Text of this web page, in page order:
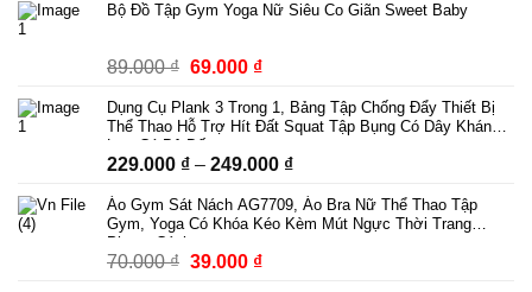
Bộ Đồ Tập Gym Yoga Nữ Siêu Co Giãn Sweet Baby
89.000₫ Giá
là:
89.000 ₫.
69.000 ₫Giá
tại
69.000 ₫.
Dụng Cụ Plank 3 Trong 1, Bảng Tập Chống Đẩy Thiết Bị
Thể Thao Hỗ Trợ Hít Đất Squat Tập Bụng Có Dây Kháng
Lực Có Bộ Đếm
229.000 ₫ – 249.000 ₫Khoảng
từ
229.000 ₫
Áo Gym Sát Nách AG7709, Áo Bra Nữ Thể Thao Tập
Gym, Yoga Có Khóa Kéo Kèm Mút Ngực Thời Trang
Phong Cách
70.000₫ Giá
39.000 ₫Giá